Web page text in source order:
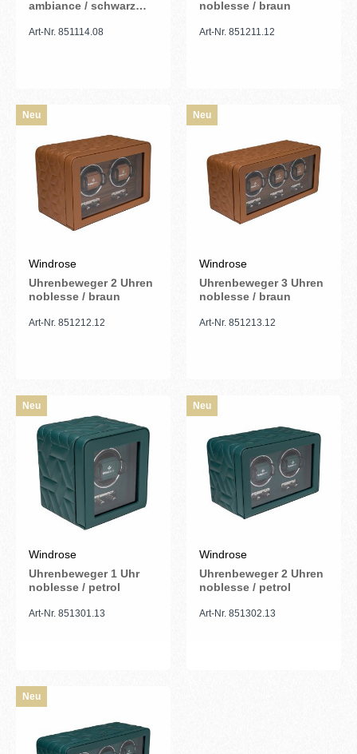
ambiance / schwarz
Art-Nr. 851114.08
noblesse / braun
Art-Nr. 851211.12
Neu
Windrose
Uhrenbeweger 2 Uhren
noblesse / braun
Art-Nr. 851212.12
Neu
Windrose
Uhrenbeweger 3 Uhren
noblesse / braun
Art-Nr. 851213.12
Neu
Windrose
Uhrenbeweger 1 Uhr
noblesse / petrol
Art-Nr. 851301.13
Neu
Windrose
Uhrenbeweger 2 Uhren
noblesse / petrol
Art-Nr. 851302.13
Neu